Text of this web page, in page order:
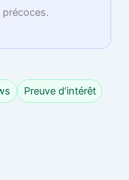
précoces.
Preuve d’intérêt